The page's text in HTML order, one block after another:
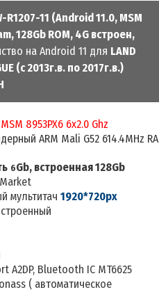
R1207-11 (Android 11.0, MSM
128Gb ROM, 4G встроен,
на Android 11 для LAND
(с 2013г.в. по 2017г.в.)
MSM 8953PX6 6x2.0 Ghz
ARM Mali G52 614.4MHz
6Gb, встроенная 128Gb
мультитач 1920*720px
A2DP, Bluetooth IC MT6625
( автоматическое